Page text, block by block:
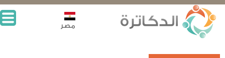
مصر